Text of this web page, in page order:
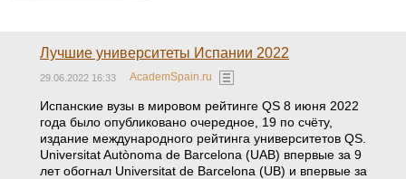
Лучшие университеты Испании 2022
29.06.2022 16:33 AcademSpain.ru
Испанские вузы в мировом рейтинге QS 8 июня 2022
года было опубликовано очередное, 19 по счёту,
издание международного рейтинга университетов QS.
Universitat Autònoma de Barcelona (UAB) впервые за 9
лет обогнал Universitat de Barcelona (UB) и впервые за